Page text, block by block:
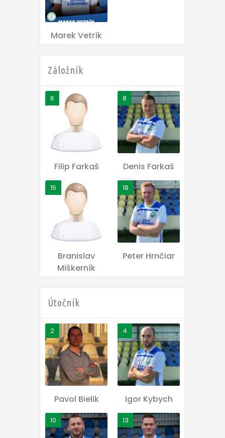
Marek Vetrík
Záložník
6
Filip Farkaš
8
Denis Farkaš
15
Branislav
Miškerník
18
Peter Hrnčiar
Útočník
2
Pavol Bielik
4
Igor Kybych
10 13